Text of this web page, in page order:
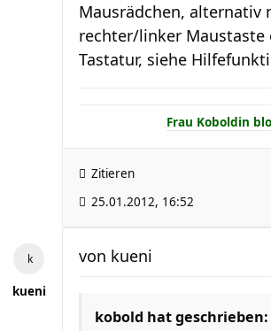
Mausrädchen, alternativ
rechter/linker Maustaste
Tastatur, siehe
Frau Koboldin
Zitieren
25.01.2012, 16:52
kueni
von kueni
kobold hat geschrieben: